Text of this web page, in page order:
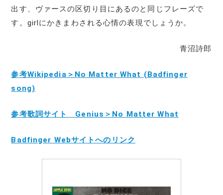
出す、ヴァースの区切り目にあるのと同じフレーズで
す。girlにかきまわされる心情の表現でしょうか。
青沼詩郎
参考Wikipedia＞No Matter What (Badfinger
song)
参考歌詞サイト Genius＞No Matter What
Badfinger Webサイトへのリンク